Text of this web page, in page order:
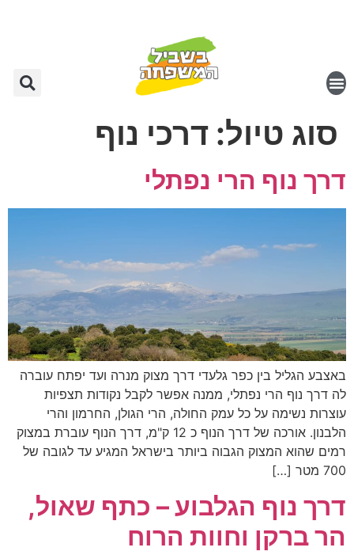
סוג טיול: דרכי נוף
דרך נוף הרי נפתלי
באצבע הגליל בין כפר גלעדי דרך מצוק מנרה ועד יפתח עוברה
לה דרך נוף הרי נפתלי, ממנה אפשר לקבל נקודות תצפיות
עוצרות נשימה על כל עמק החולה, הרי הגולן, החרמון והרי
הלבנון. אורכה של דרך הנוף כ 12 ק"מ, דרך הנוף עוברת במצוק
רמים שהוא המצוק הגבוה ביותר בישראל המגיע עד לגובה של
700 מטר […]
דרך נוף הגלבוע – כתף שאול,
הר ברקן וחוות הרוח